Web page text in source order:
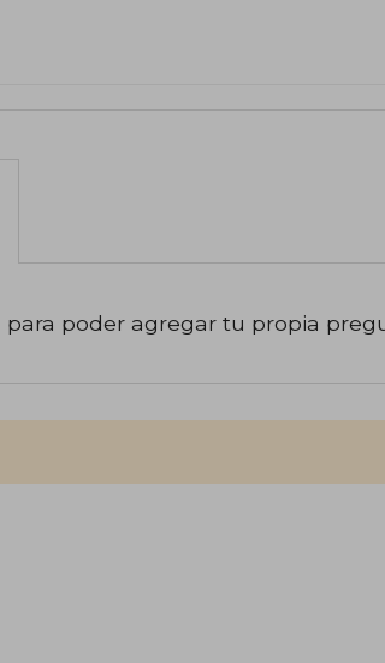
para poder agregar tu propia